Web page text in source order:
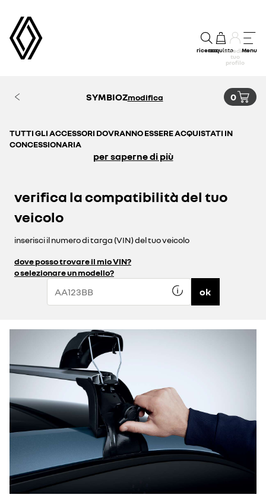
ricercaacquistoaccedi al
tuo
profilo
Menu
SYMBIOZmodifica 0
TUTTI GLI ACCESSORI DOVRANNO ESSERE ACQUISTATI IN
CONCESSIONARIA
per saperne di più
verifica la compatibilità del tuo
veicolo
inserisci il numero di targa (VIN) del tuo veicolo
dove posso trovare il mio VIN?
o selezionare un modello?
ok